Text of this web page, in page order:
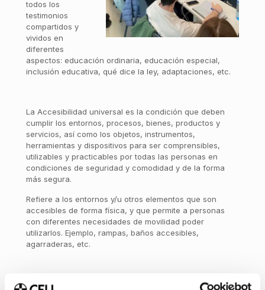
todos los
testimonios
compartidos y
vividos en
diferentes
aspectos: educación ordinaria, educación especial,
inclusión educativa, qué dice la ley, adaptaciones, etc.
La Accesibilidad universal es la condición que deben
cumplir los entornos, procesos, bienes, productos y
servicios, así como los objetos, instrumentos,
herramientas y dispositivos para ser comprensibles,
utilizables y practicables por todas las personas en
condiciones de seguridad y comodidad y de la forma
más segura.
Refiere a los entornos y/u otros elementos que son
accesibles de forma física, y que permite a personas
con diferentes necesidades de movilidad poder
utilizarlos. Ejemplo, rampas, baños accesibles,
agarraderas, etc.
Finalmente, los alumnos manifestaron directamente que